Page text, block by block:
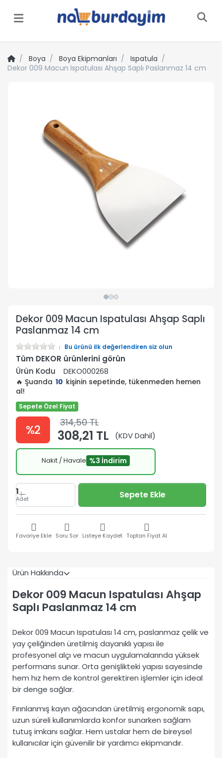
Menü
Boya Boya Ekipmanları
Ispatula
Dekor 009 Macun Ispatulası Ahşap Saplı Paslanmaz 14 cm
Dekor 009 Macun Ispatulası Ahşap Saplı
Paslanmaz 14 cm
Bu ürünü ilk değerlendiren siz olun
Tüm DEKOR ürünlerini görün
Ürün Kodu
DEKO000268
🔥 Şuanda 10 kişinin sepetinde, tükenmeden hemen
al!
Sepete Özel Fiyat
%2 314,50 TL
308,21 TL (KDV Dahil)
Nakit / Havale %3 İndirim
1
Adet Sepete Ekle
Favoriye Ekle Soru Sor Listeye Kaydet Toptan Fiyat Al
Ürün Hakkında
Dekor 009 Macun Ispatulası Ahşap
Saplı Paslanmaz 14 cm
Dekor 009 Macun Ispatulası 14 cm, paslanmaz çelik ve
yay çeliğinden üretilmiş dayanıklı yapısı ile
profesyonel alçı ve macun uygulamalarında yüksek
performans sunar. Orta genişlikteki yapısı sayesinde
hem hız hem de kontrol gerektiren işlemler için ideal
bir denge sağlar.
Fırınlanmış kayın ağacından üretilmiş ergonomik sapı,
uzun süreli kullanımlarda konfor sunarken sağlam
tutuş imkanı sağlar. Hem ustalar hem de bireysel
kullanıcılar için güvenilir bir yardımcı ekipmandır.